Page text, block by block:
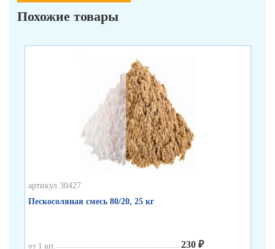
Похожие товары
артикул 30427
Пескосоляная смесь 80/20, 25 кг
от 1 шт. 230 ₽